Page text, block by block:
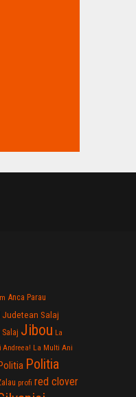
Anca Parau
Salaj
Jibou La
Andreea! La Multi Ani
Politia
profi red clover